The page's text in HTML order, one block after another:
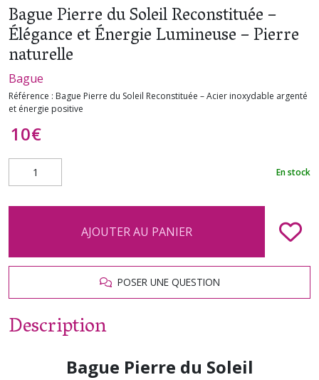
Bague Pierre du Soleil Reconstituée –
Élégance et Énergie Lumineuse – Pierre
naturelle
Bague
Référence : Bague Pierre du Soleil Reconstituée – Acier inoxydable argenté
et énergie positive
10€
En stock
AJOUTER AU PANIER
POSER UNE QUESTION
Description
Bague Pierre du Soleil